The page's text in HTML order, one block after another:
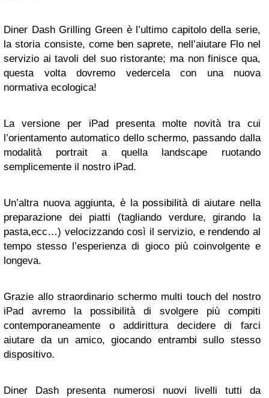
Diner Dash Grilling Green è l’ultimo capitolo della serie,
la storia consiste, come ben saprete, nell’aiutare Flo nel
servizio ai tavoli del suo ristorante; ma non finisce qua,
questa volta dovremo vedercela con una nuova
normativa ecologica!
La versione per iPad presenta molte novità tra cui
l’orientamento automatico dello schermo, passando dalla
modalità portrait a quella landscape ruotando
semplicemente il nostro iPad.
Un’altra nuova aggiunta, è la possibilità di aiutare nella
preparazione dei piatti (tagliando verdure, girando la
pasta,ecc…) velocizzando così il servizio, e rendendo al
tempo stesso l’esperienza di gioco più coinvolgente e
longeva.
Grazie allo straordinario schermo multi touch del nostro
iPad avremo la possibilità di svolgere più compiti
contemporaneamente o addirittura decidere di farci
aiutare da un amico, giocando entrambi sullo stesso
dispositivo.
Diner Dash presenta numerosi nuovi livelli tutti da